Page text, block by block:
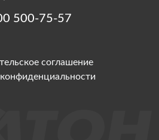
500-75-57
соглашение